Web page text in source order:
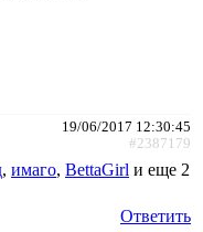
19/06/2017 12:30:45
#2387179
, имаго, BettaGirl и еще 2
Ответить